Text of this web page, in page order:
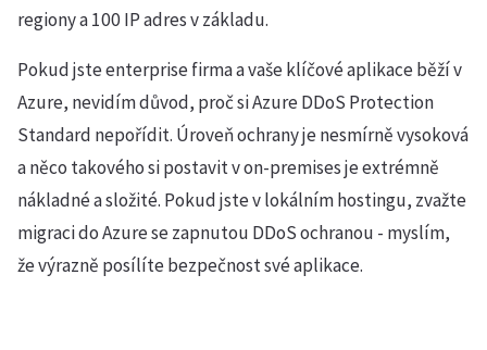
regiony a 100 IP adres v základu.
Pokud jste enterprise firma a vaše klíčové aplikace běží v
Azure, nevidím důvod, proč si Azure DDoS Protection
Standard nepořídit. Úroveň ochrany je nesmírně vysoková
a něco takového si postavit v on-premises je extrémně
nákladné a složité. Pokud jste v lokálním hostingu, zvažte
migraci do Azure se zapnutou DDoS ochranou - myslím,
že výrazně posílíte bezpečnost své aplikace.